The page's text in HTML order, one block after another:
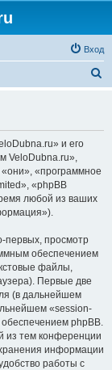
Вход
с
и его
VeloDubna.ru»,
«программное
«phpBB
любой из ваших
первых, просмотр
обеспечением
файлы,
Первые две
(в дальнейшем
«session-
phpBB.
из тем конференции
информации
работы с